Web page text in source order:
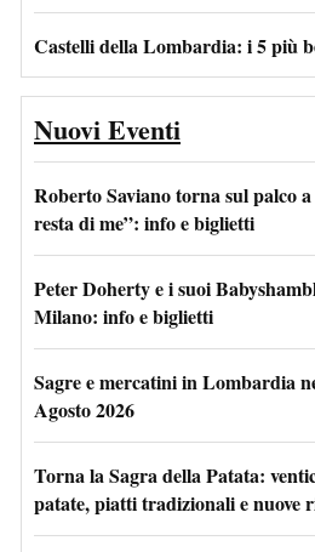
Castelli della Lombardia: i 5 più
Nuovi Eventi
Roberto Saviano torna sul palco
resta di me”: info e biglietti
Peter Doherty e i suoi
Milano: info e biglietti
Sagre e mercatini in Lombardia
Agosto 2026
Torna la Sagra della Patata:
patate, piatti tradizionali e nuove